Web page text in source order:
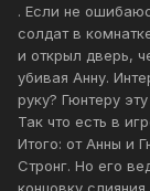
. Если не
солдат в
и открыл дверь,
убивая Анну.
руку? Гюнтеру
Так что есть в
Итого: от Анны и
Стронг. Но его